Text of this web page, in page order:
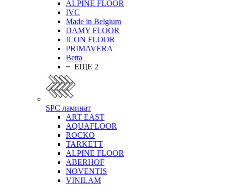
ALPINE FLOOR
IVC
Made in Belgium
DAMY FLOOR
ICON FLOOR
PRIMAVERA
Betta
+ ЕЩЕ 2
SPC ламинат
ART EAST
AQUAFLOOR
ROCKO
TARKETT
ALPINE FLOOR
ABERHOF
NOVENTIS
VINILAM